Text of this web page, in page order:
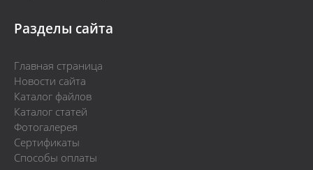
Разделы сайта
Главная страница
Новости сайта
Каталог файлов
Каталог статей
Фотогалерея
Сертификаты
Способы оплаты